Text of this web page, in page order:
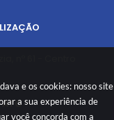
e os cookies: nosso site
a sua experiência de
você concorda com a